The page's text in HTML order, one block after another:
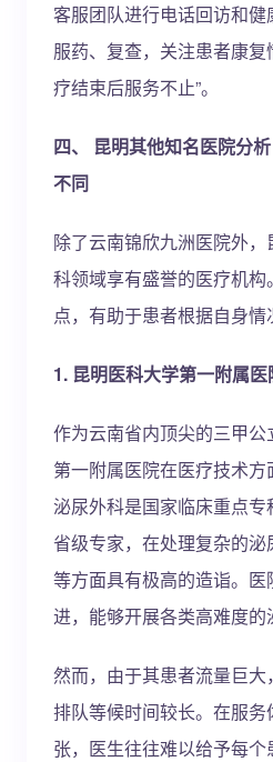
客服团队进行电话回访和
服药、复查，关注患者康复
疗结束后服务不止”。
四、 昆明其他知名医院分
不同
除了云南锦欣九洲医院外
科领域享有盛誉的医疗机
点，有助于患者根据自身情
1. 昆明医科大学第一附属医
作为云南省内顶尖的三甲
第一附属医院在医疗技术
泌尿外科是国家临床重点
省级专家，在处理复杂的
等方面具有极高的造诣。
进，能够开展各类高难度的
然而，由于其患者流量巨大
排队等候时间较长。在服
张，医生往往难以给予每个